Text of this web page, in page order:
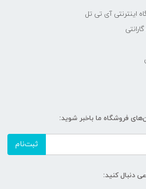
اینترنتی آی تی تل
فروشگاه ما باخبر شوید:
ثبت‌نام
دنبال کنید: